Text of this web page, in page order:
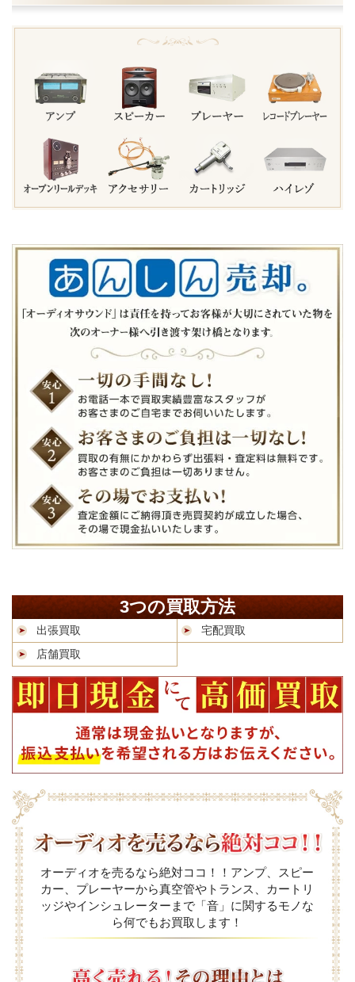
3つの買取方法
出張買取
宅配買取
店舗買取
オーディオを売るなら絶対ココ！！アンプ、スピー
カー、プレーヤーから真空管やトランス、カートリ
ッジやインシュレーターまで「音」に関するモノな
ら何でもお買取します！